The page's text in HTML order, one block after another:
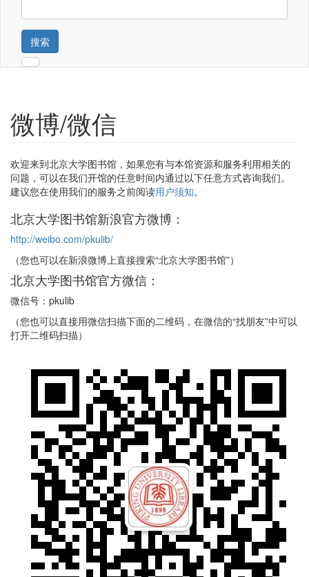
搜索
微博/微信
欢迎来到北京大学图书馆，如果您有与本馆资源和服务利用相关的
问题，可以在我们开馆的任意时间内通过以下任意方式咨询我们。
建议您在使用我们的服务之前阅读用户须知。
北京大学图书馆新浪官方微博：
http://weibo.com/pkulib/
（您也可以在新浪微博上直接搜索“北京大学图书馆”）
北京大学图书馆官方微信：
微信号：pkulib
（您也可以直接用微信扫描下面的二维码，在微信的“找朋友”中可以
打开二维码扫描）